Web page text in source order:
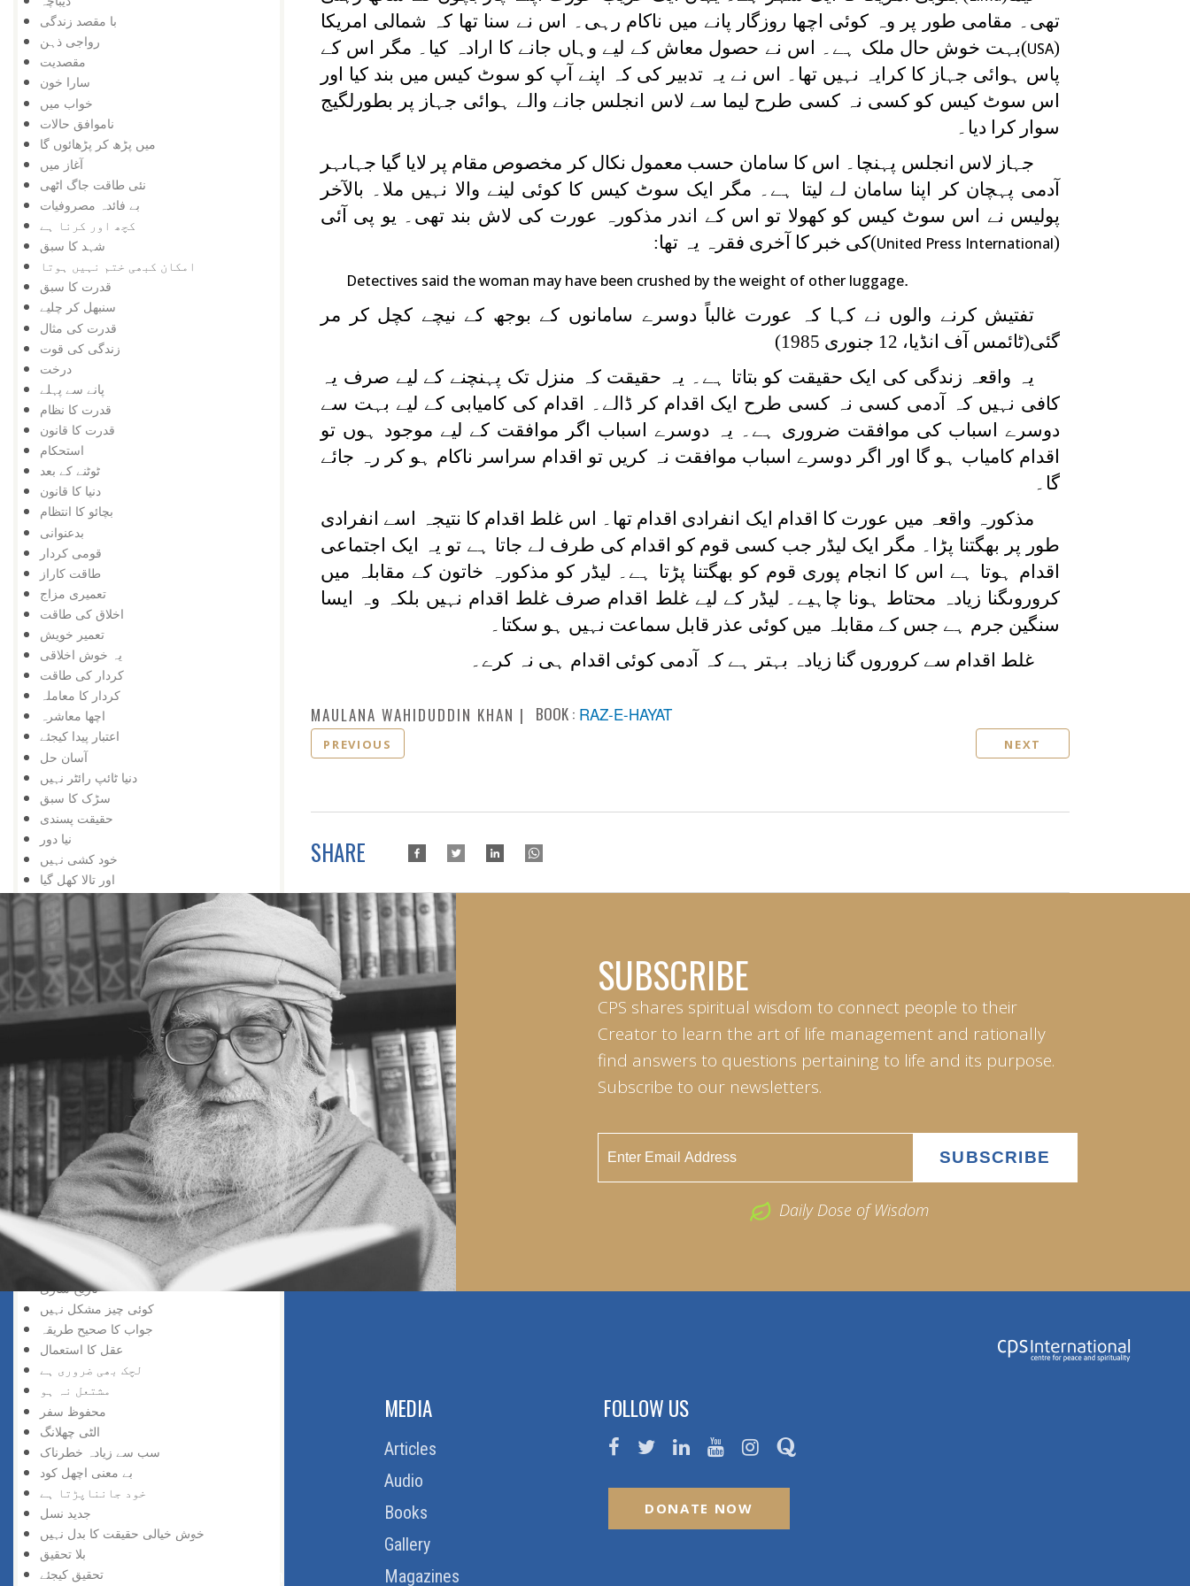
با مقصد زندگی
رواجی ذہن
مقصدیت
سارا خون
خواب میں
ناموافق حالات
میں پڑھ کر پڑھائوں گا
آغاز میں
نئی طاقت جاگ اٹھی
بے فائدہ مصروفیات
کچھ اور کرنا ہے
شہد کا سبق
امکان کبھی ختم نہیں ہوتا
قدرت کا سبق
سنبھل کر چلیے
قدرت کی مثال
زندگی کی قوت
درخت
پانے سے پہلے
قدرت کا نظام
قدرت کا قانون
استحکام
ٹوٹنے کے بعد
دنیا کا قانون
بچائو کا انتظام
بدعنوانی
قومی کردار
طاقت کاراز
تعمیری مزاج
اخلاق کی طاقت
تعمیر خویش
یہ خوش اخلاقی
کردار کی طاقت
کردار کا معاملہ
اچھا معاشرہ
اعتبار پیدا کیجئے
آسان حل
دنیا ٹائپ رائٹر نہیں
سڑک کا سبق
حقیقت پسندی
نیا دور
خود کشی نہیں
اور تالا کھل گیا
شوق کافی ہے
زبان درازی
حقیقت پسندی نہ کہ شوق
دشمنی کے وقت بھی
تعلیم کی اہمیت
اس کے باوجود
اپنی کوشش سے
مواقع کا استعمال
ہار میں جیت
کامیابی کے لیے
کمی کی تلافی
بربادی کے بعد بھی
تم غریب نہیں ، دولت مند ہو
کمزوری نعمت ثابت ہوئی
سڑک بند ہے
افسوس نہ کیجئے
ناکامی زینہ بن گئی
سمجھ دار کون
تاریخ سازی
کوئی چیز مشکل نہیں
جواب کا صحیح طریقہ
عقل کا استعمال
لچک بھی ضروری ہے
مشتعل نہ ہو
محفوظ سفر
الٹی چھلانگ
سب سے زیادہ خطرناک
بے معنی اچھل کود
خود جانناپڑتا ہے
جدید نسل
خوش خیالی حقیقت کا بدل نہیں
بلا تحقیق
تحقیق کیجئے
تھی۔ مقامی طور پر وہ کوئی اچھا روزگار پانے میں ناکام رہی۔ اس نے سنا تھا کہ شمالی امریکا
(
USA)بہت خوش حال ملک ہے۔ اس نے حصول معاش کے لیے وہاں جانے کا ارادہ کیا۔ مگر اس کے
پاس ہوائی جہاز کا کرایہ نہیں تھا۔ اس نے یہ تدبیر کی کہ اپنے آپ کو سوٹ کیس میں بند کیا اور
اس سوٹ کیس کو کسی نہ کسی طرح لیما سے لاس انجلس جانے والے ہوائی جہاز پر بطورلگیج
سوار کرا دیا۔
جہاز لاس انجلس پہنچا۔ اس کا سامان حسب معمول نکال کر مخصوص مقام پر لایا گیا جہاںہر
آدمی پہچان کر اپنا سامان لے لیتا ہے۔ مگر ایک سوٹ کیس کا کوئی لینے والا نہیں ملا۔ بالآخر
پولیس نے اس سوٹ کیس کو کھولا تو اس کے اندر مذکورہ عورت کی لاش بند تھی۔ یو پی آئی
(
United Press International)کی خبر کا آخری فقرہ یہ تھا:
Detectives said the woman may have been crushed by the weight of other luggage.
تفتیش کرنے والوں نے کہا کہ عورت غالباً دوسرے سامانوں کے بوجھ کے نیچے کچل کر مر
گئی(ٹائمس آف انڈیا، 12 جنوری 1985)
یہ واقعہ زندگی کی ایک حقیقت کو بتاتا ہے۔ یہ حقیقت کہ منزل تک پہنچنے کے لیے صرف یہ
کافی نہیں کہ آدمی کسی نہ کسی طرح ایک اقدام کر ڈالے۔ اقدام کی کامیابی کے لیے بہت سے
دوسرے اسباب کی موافقت ضروری ہے۔ یہ دوسرے اسباب اگر موافقت کے لیے موجود ہوں تو
اقدام کامیاب ہو گا اور اگر دوسرے اسباب موافقت نہ کریں تو اقدام سراسر ناکام ہو کر رہ جائے
گا۔
مذکورہ واقعہ میں عورت کا اقدام ایک انفرادی اقدام تھا۔ اس غلط اقدام کا نتیجہ اسے انفرادی
طور پر بھگتنا پڑا۔ مگر ایک لیڈر جب کسی قوم کو اقدام کی طرف لے جاتا ہے تو یہ ایک اجتماعی
اقدام ہوتا ہے اس کا انجام پوری قوم کو بھگتنا پڑتا ہے۔ لیڈر کو مذکورہ خاتون کے مقابلہ میں
کروروںگنا زیادہ محتاط ہونا چاہیے۔ لیڈر کے لیے غلط اقدام صرف غلط اقدام نہیں بلکہ وہ ایسا
سنگین جرم ہے جس کے مقابلہ میں کوئی عذر قابل سماعت نہیں ہو سکتا۔
غلط اقدام سے کروروں گنا زیادہ بہتر ہے کہ آدمی کوئی اقدام ہی نہ کرے۔
MAULANA WAHIDUDDIN KHAN BOOK : RAZ-E-HAYAT
PREVIOUS NEXT
SHARE
SUBSCRIBE
CPS shares spiritual wisdom to connect people to their
Creator to learn the art of life management and rationally
find answers to questions pertaining to life and its purpose.
Subscribe to our newsletters.
Daily Dose of Wisdom
Get Involved
MEDIA
Articles
Audio
Books
Gallery
Magazines
FOLLOW US
DONATE NOW